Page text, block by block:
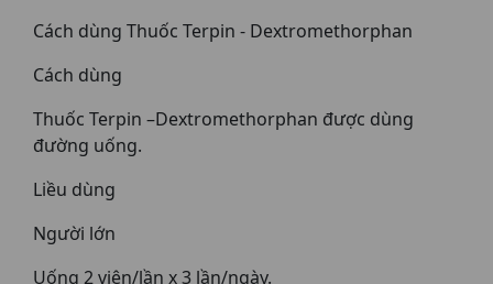
Cách dùng Thuốc Terpin - Dextromethorphan
Cách dùng
Thuốc Terpin –Dextromethorphan được dùng
đường uống.
Liều dùng
Người lớn
Uống 2 viên/lần x 3 lần/ngày.